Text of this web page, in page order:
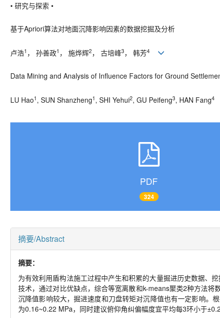
• 研究与探索 •
基于Apriori算法对地面沉降影响因素的数据挖掘及分析
卢浩1 ， 孙善政1 ， 施烨辉2， 古培峰3， 韩芳4
Data Mining and Analysis of Influence Factors for Ground
LU Hao1 , SUN Shanzheng1 , SHI Yehui2, GU Peifeng3, HAN Fang4
PDF
324
摘要/Abstract
摘要：
为有效利用盾构法施工过程中产生和积累的大量掘进历史数据、
技术，通过对比优缺点，综合等宽离散和k-means聚类2种方法
沉降值影响较大，掘进速度和刀盘转矩对沉降值也有一定影响。
为0.16~0.22 MPa，同时建议俯仰角纠偏幅度宜平均每3环小于